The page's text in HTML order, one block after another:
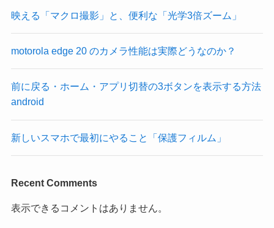
映える「マクロ撮影」と、便利な「光学3倍ズーム」
motorola edge 20 のカメラ性能は実際どうなのか？
前に戻る・ホーム・アプリ切替の3ボタンを表示する方法
android
新しいスマホで最初にやること「保護フィルム」
Recent Comments
表示できるコメントはありません。